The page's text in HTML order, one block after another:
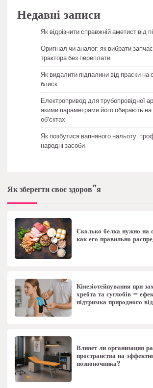
Недавні записи
Як відрізнити справжній аметист від
Оригінал чи аналог: як вибрати
трактора без переплати
Як видалити підпалини від праски на
блиск
Електропривод для трубопровідної
якими параметрами його обирають
об’єктах
Як позбутися вапняного нальоту:
народні засоби
Як зберегти своє здоров”я
Сколько белка нужно на
как его правильно
Кінезіотейпування при
хребта та суглобів –
підтримка природного
Влияет ли организация
пространства на
позвоночника?